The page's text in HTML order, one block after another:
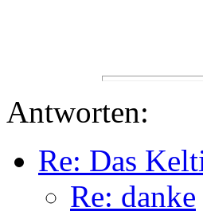
Antworten:
Re: Das
Re: danke